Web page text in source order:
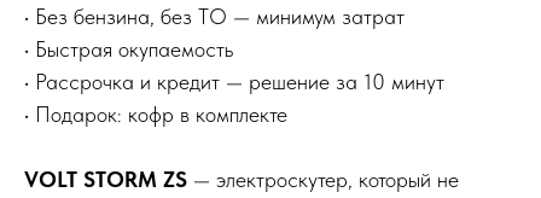
• Без бензина, без ТО — минимум затрат
• Быстрая окупаемость
• Рассрочка и кредит — решение за 10 минут
• Подарок: кофр в комплекте
VOLT STORM ZS — электроскутер, который не